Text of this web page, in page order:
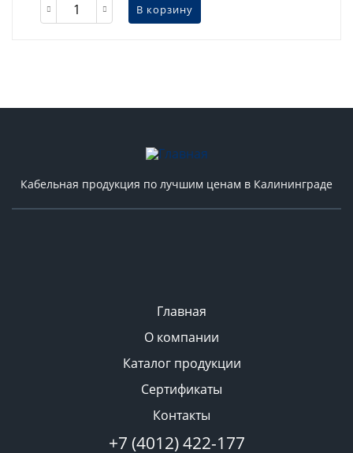
В корзину
Кабельная продукция по лучшим ценам в Калининграде
Главная
О компании
Каталог продукции
Сертификаты
Контакты
+7 (4012) 422-177